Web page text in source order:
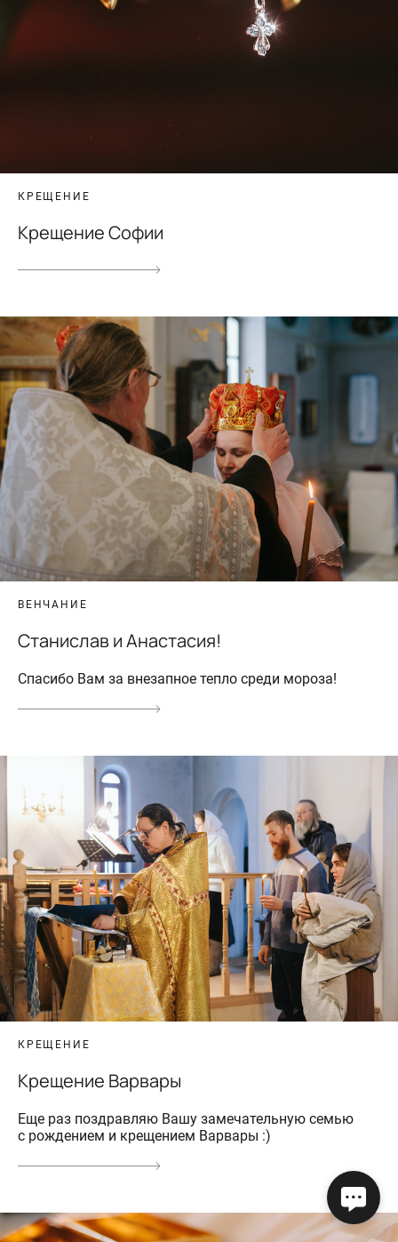
КРЕЩЕНИЕ
Крещение Софии
ВЕНЧАНИЕ
Станислав и Анастасия!
Спасибо Вам за внезапное тепло среди мороза!
КРЕЩЕНИЕ
Крещение Варвары
Еще раз поздравляю Вашу замечательную семью
с рождением и крещением Варвары :)